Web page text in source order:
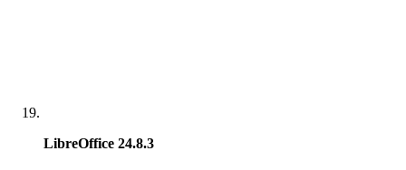
LibreOffice 24.8.3